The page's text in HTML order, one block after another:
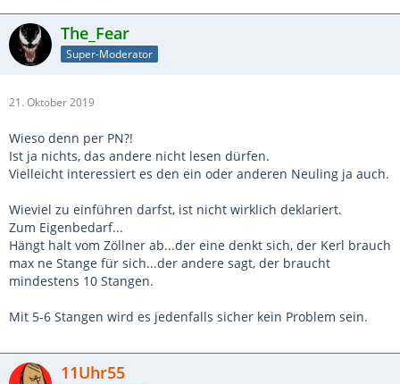
The_Fear
Super-Moderator
21. Oktober 2019
Wieso denn per PN?!
Ist ja nichts, das andere nicht lesen dürfen.
Vielleicht interessiert es den ein oder anderen Neuling ja auch.
Wieviel zu einführen darfst, ist nicht wirklich deklariert.
Zum Eigenbedarf...
Hängt halt vom Zöllner ab...der eine denkt sich, der Kerl brauch
max ne Stange für sich...der andere sagt, der braucht
mindestens 10 Stangen.
Mit 5-6 Stangen wird es jedenfalls sicher kein Problem sein.
11Uhr55